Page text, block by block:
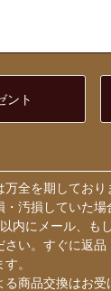
ント
万全を期しており
・汚損していた場
内にメール、も
さい。すぐに返品
。
る商品交換はお受